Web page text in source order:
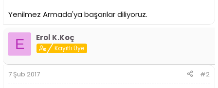
Yenilmez Armada'ya başarılar diliyoruz.
E Erol K.Koç
Kayıtlı Üye
7 Şub 2017 #2